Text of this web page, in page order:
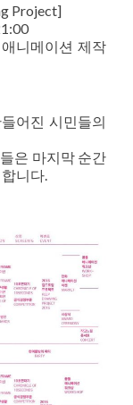
Project]
니메이션 제작
어진 시민들의
은 마지막 순간
니다.